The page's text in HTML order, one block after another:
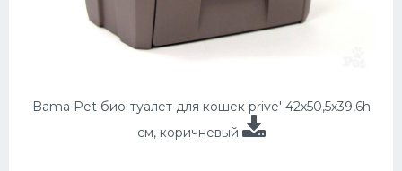
Bama Pet био-туалет для кошек prive' 42х50,5х39,6h
см, коричневый